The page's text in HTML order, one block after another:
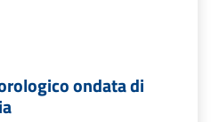
ondata di